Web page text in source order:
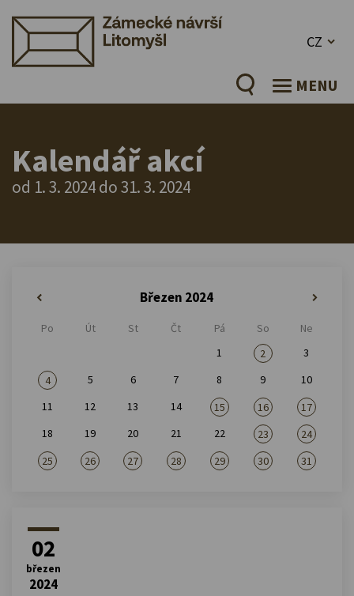
CZ
MENU
Kalendář akcí
od 1. 3. 2024 do 31. 3. 2024
Březen 2024
Po Út St Čt Pá So
Ne
1
2
3
4
5 6 7 8 9
10
11
12 13 14 15 16
17
18
19 20 21 22 23
24
25
26 27 28 29 30 31
02
březen
2024